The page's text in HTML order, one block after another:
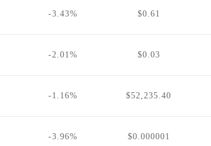
-3.43% $0.61
-2.01% $0.03
-1.16% $52,235.40
-3.96% $0.000001